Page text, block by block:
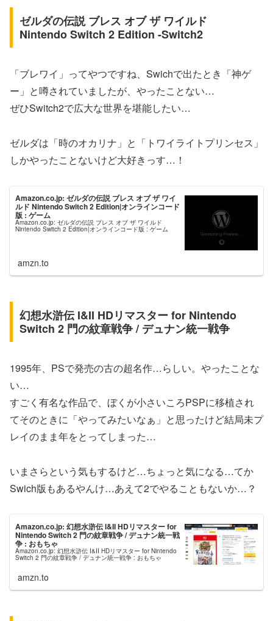
ゼルダの伝説 ブレス オブ ザ ワイルド
Nintendo Switch 2 Edition -Switch2
「ブレワイ」ってやつですね、Swichで出たとき「神ゲ
ー」と噂されていましたが、やったことない…
ぜひSwitch2で広大な世界を堪能したい…
ゼルダは「時のオカリナ」と「トワイライトプリンセス」
しかやったことないけど大好きっす…！
Amazon.co.jp: ゼルダの伝説 ブレス オブ ザ ワイ
ルド Nintendo Switch 2 Edition|オンラインコード
版 : ゲーム
Amazon.co.jp: ゼルダの伝説 ブレス オブ ザ ワイルド
Nintendo Switch 2 Edition|オンラインコード版 : ゲーム
amzn.to
幻想水滸伝 I&II HDリマスター for Nintendo
Switch 2 門の紋章戦争 / デュナン統一戦争
1995年、PSで発売の古の超名作…らしい。やったことな
い…
すごく有名な作品で、ぼくが小さいころPSPに移植され
てそのときに「やってみたいなぁ」と思ったけど結局未プ
レイのまま年をとってしまった…
いまさらという気もするけど…ちょっと気になる…てか
Swich版もあるやんけ…あえて2でやることもないか…？
Amazon.co.jp: 幻想水滸伝 I&II HDリマスター for
Nintendo Switch 2 門の紋章戦争 / デュナン統一戦
争 : おもちゃ
Amazon.co.jp: 幻想水滸伝 I&II HDリマスター for Nintendo
Switch 2 門の紋章戦争 / デュナン統一戦争 : おもちゃ
amzn.to